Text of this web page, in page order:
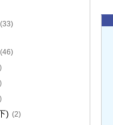
(33)
(46)
)
)
)
) (2)